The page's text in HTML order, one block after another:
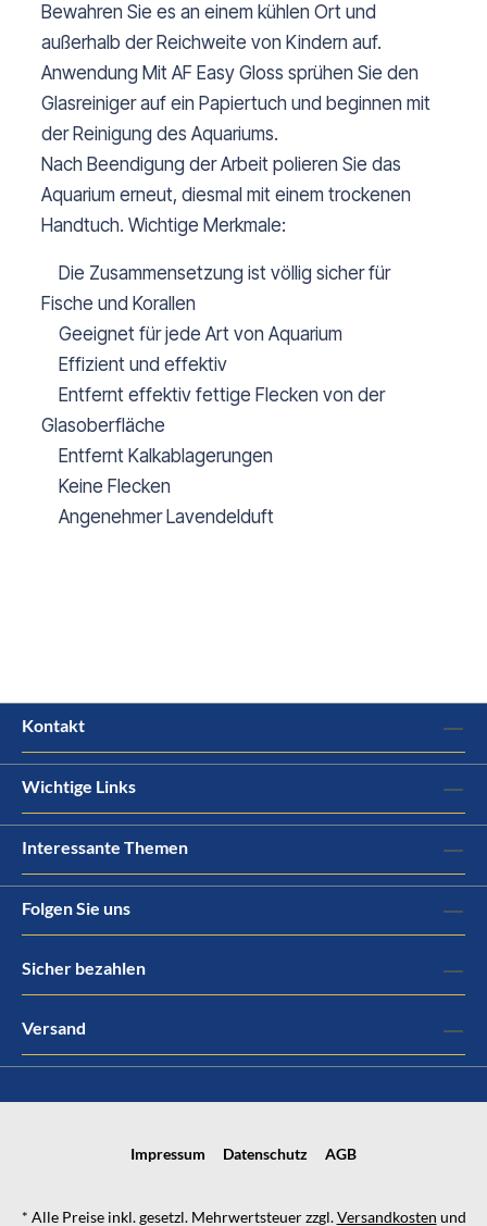
Bewahren Sie es an einem kühlen Ort und
außerhalb der Reichweite von Kindern auf.
Anwendung Mit AF Easy Gloss sprühen Sie den
Glasreiniger auf ein Papiertuch und beginnen mit
der Reinigung des Aquariums.
Nach Beendigung der Arbeit polieren Sie das
Aquarium erneut, diesmal mit einem trockenen
Handtuch. Wichtige Merkmale:
Die Zusammensetzung ist völlig sicher für
Fische und Korallen
Geeignet für jede Art von Aquarium
Effizient und effektiv
Entfernt effektiv fettige Flecken von der
Glasoberfläche
Entfernt Kalkablagerungen
Keine Flecken
Angenehmer Lavendelduft
Kontakt
Wichtige Links
Interessante Themen
Folgen Sie uns
Sicher bezahlen
Versand
Impressum Datenschutz AGB
* Alle Preise inkl. gesetzl. Mehrwertsteuer zzgl.Versandkosten und